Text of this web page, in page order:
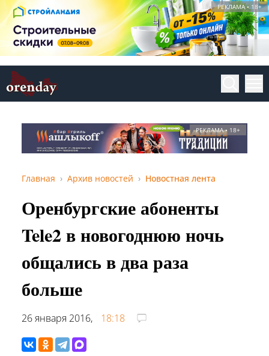
РЕКЛАМА • 18+
РЕКЛАМА • 18+
Главная Архив новостей Новостная лента
Оренбургские абоненты
Tele2 в новогоднюю ночь
общались в два раза
больше
26 января 2016, 18:18